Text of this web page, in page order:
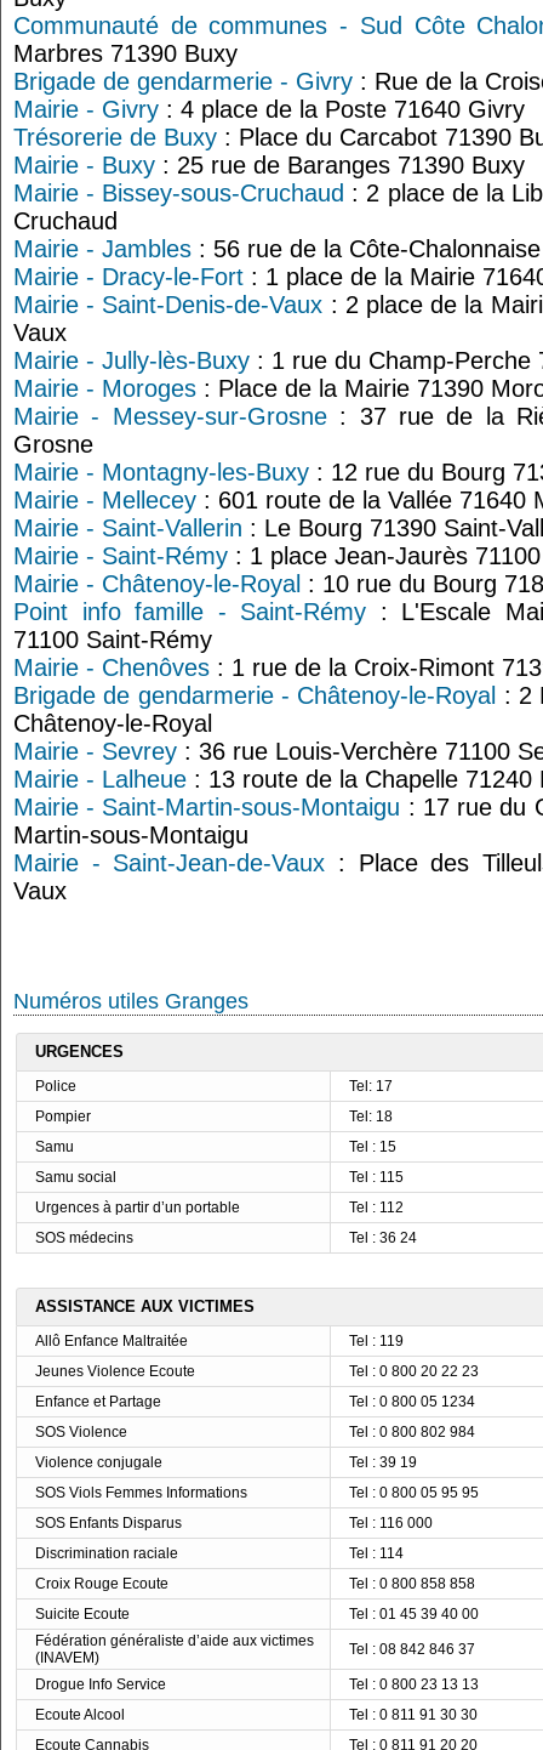
Communauté de communes - Sud Côte
Marbres 71390 Buxy
Brigade de gendarmerie - Givry : Rue de la
Mairie - Givry : 4 place de la Poste 71640 Givry
Trésorerie de Buxy : Place du Carcabot 71390
Mairie - Buxy : 25 rue de Baranges 71390 Buxy
Mairie - Bissey-sous-Cruchaud : 2 place de la
Cruchaud
Mairie - Jambles : 56 rue de la Côte-
Mairie - Dracy-le-Fort : 1 place de la Mairie
Mairie - Saint-Denis-de-Vaux : 2 place de la
Vaux
Mairie - Jully-lès-Buxy : 1 rue du Champ-Perche
Mairie - Moroges : Place de la Mairie 71390
Mairie - Messey-sur-Grosne: 37 rue de la
Grosne
Mairie - Montagny-les-Buxy : 12 rue du Bourg
Mairie - Mellecey : 601 route de la Vallée 71640
Mairie - Saint-Vallerin : Le Bourg 71390 Saint-
Mairie - Saint-Rémy : 1 place Jean-Jaurès
Mairie - Châtenoy-le-Royal : 10 rue du Bourg
Point info famille - Saint-Rémy : L'Escale
71100 Saint-Rémy
Mairie - Chenôves : 1 rue de la Croix-Rimont
Brigade de gendarmerie - Châtenoy-le-Royal : 2
Châtenoy-le-Royal
Mairie - Sevrey : 36 rue Louis-Verchère 71100
Mairie - Lalheue : 13 route de la Chapelle 71240
Mairie - Saint-Martin-sous-Montaigu : 17 rue du
Martin-sous-Montaigu
Mairie - Saint-Jean-de-Vaux : Place des
Vaux
Numéros utiles Granges
URGENCES
Police
Tel: 17
Pompier
Tel: 18
Samu
Tel : 15
Samu social
Tel : 115
Urgences à partir d’un portable
Tel : 112
SOS médecins
Tel : 36 24
ASSISTANCE AUX VICTIMES
Allô Enfance Maltraitée
Tel : 119
Jeunes Violence Ecoute
Tel : 0 800 20 22 23
Enfance et Partage
Tel : 0 800 05 1234
SOS Violence
Tel : 0 800 802 984
Violence conjugale
Tel : 39 19
SOS Viols Femmes Informations
Tel : 0 800 05 95 95
SOS Enfants Disparus
Tel : 116 000
Discrimination raciale
Tel : 114
Croix Rouge Ecoute
Tel : 0 800 858 858
Suicite Ecoute
Tel : 01 45 39 40 00
Fédération généraliste d’aide aux victimes
(INAVEM)
Tel : 08 842 846 37
Drogue Info Service
Tel : 0 800 23 13 13
Ecoute Alcool
Tel : 0 811 91 30 30
Ecoute Cannabis
Tel : 0 811 91 20 20